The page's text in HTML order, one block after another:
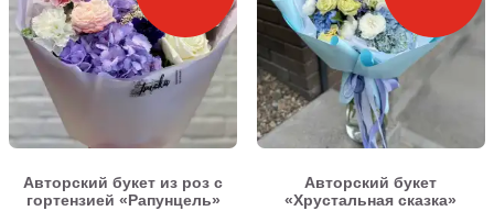
Авторский букет из роз с
гортензией «Рапунцель»
Авторский букет
«Хрустальная сказка»